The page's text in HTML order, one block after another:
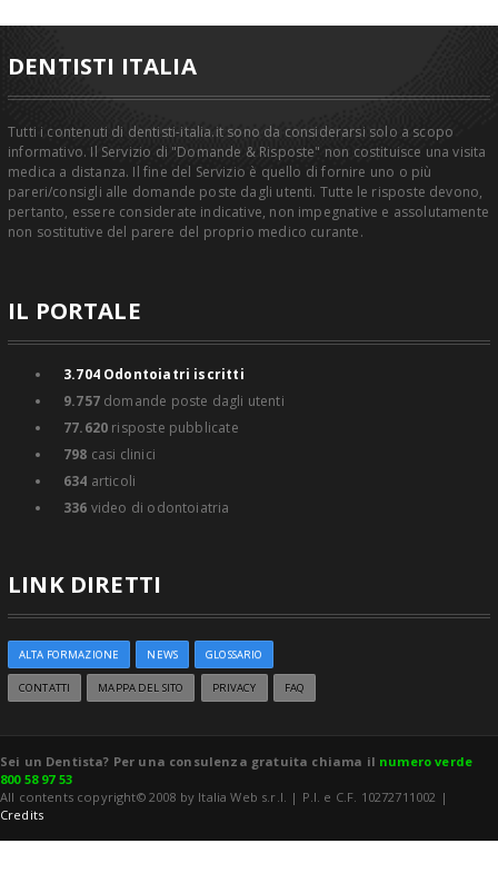
DENTISTI ITALIA
Tutti i contenuti di dentisti-italia.it sono da considerarsi solo a scopo
informativo. Il Servizio di "Domande & Risposte" non costituisce una visita
medica a distanza. Il fine del Servizio è quello di fornire uno o più
pareri/consigli alle domande poste dagli utenti. Tutte le risposte devono,
pertanto, essere considerate indicative, non impegnative e assolutamente
non sostitutive del parere del proprio medico curante.
IL PORTALE
3.704Odontoiatri iscritti
9.757domande poste dagli utenti
77.620 risposte pubblicate
798 casi clinici
634 articoli
336 video di odontoiatria
LINK DIRETTI
ALTA FORMAZIONE NEWS GLOSSARIO
CONTATTI MAPPA DEL SITO PRIVACY FAQ
Sei un Dentista? Per una consulenza gratuita chiama il numero verde
800 58 97 53
All contents copyright© 2008 by Italia Web s.r.l. | P.I. e C.F. 10272711002 |
Credits